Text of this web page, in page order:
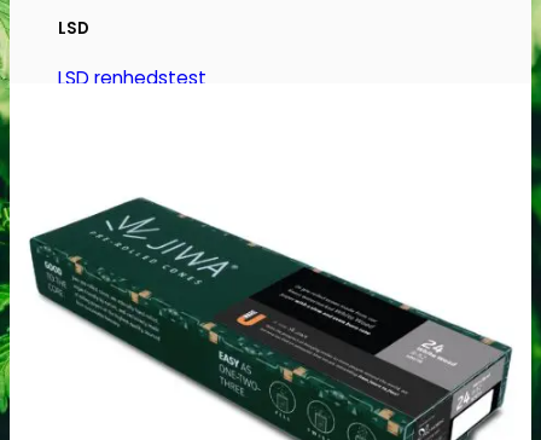
LSD
LSD renhedstest
Benzoer renhedstest
GHB/Hætter
GHB/Hætter renhedstest